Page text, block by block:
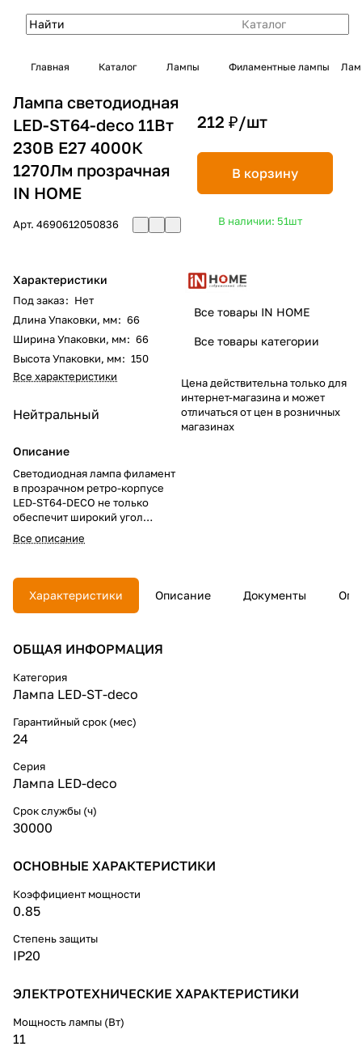
Каталог
Главная Каталог Лампы Филаментные лампы
Лампа светодиодная
LED-ST64-deco 11Вт
230В Е27 4000К
1270Лм прозрачная
IN HOME
Арт. 4690612050836
Характеристики
Под заказ: Нет
Длина Упаковки, мм: 66
Ширина Упаковки, мм: 66
Высота Упаковки, мм: 150
Все характеристики
Нейтральный
Описание
Светодиодная лампа филамент
в прозрачном ретро-корпусе
LED-ST64-DECO не только
обеспечит широкий угол
освещения, высокую
светоодачу и экономичное
станет ярким элементом
дизайна жилого помещения
или общественного
Все описание
212 ₽/шт
В корзину
В наличии: 51шт
Все товары IN HOME
Все товары категории
Цена действительна только для
интернет-магазина и может
отличаться от цен в розничных
магазинах
Характеристики Описание Документы
ОБЩАЯ ИНФОРМАЦИЯ
Категория
Лампа LED-ST-deco
Гарантийный срок (мес)
24
Серия
Лампа LED-deco
Срок службы (ч)
30000
ОСНОВНЫЕ ХАРАКТЕРИСТИКИ
Коэффициент мощности
0.85
Степень защиты
IP20
ЭЛЕКТРОТЕХНИЧЕСКИЕ ХАРАКТЕРИСТИКИ
Мощность лампы (Вт)
11